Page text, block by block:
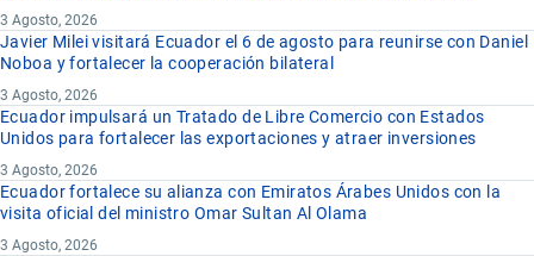
3 Agosto, 2026
Javier Milei visitará Ecuador el 6 de agosto para reunirse con Daniel
Noboa y fortalecer la cooperación bilateral
3 Agosto, 2026
Ecuador impulsará un Tratado de Libre Comercio con Estados
Unidos para fortalecer las exportaciones y atraer inversiones
3 Agosto, 2026
Ecuador fortalece su alianza con Emiratos Árabes Unidos con la
visita oficial del ministro Omar Sultan Al Olama
3 Agosto, 2026